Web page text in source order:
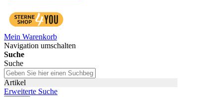
Mein Warenkorb
Navigation umschalten
Suche
Suche
Artikel
Erweiterte Suche